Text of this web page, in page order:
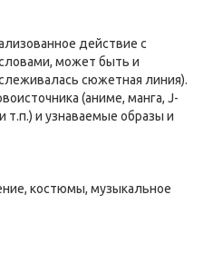
действие с
может быть и
сюжетная линия).
(аниме, манга, J-
т.п.) и узнаваемые образы и
костюмы, музыкальное